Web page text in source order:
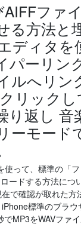
AIFFファ
る方法と
ディタを
パーリン
ルへリン
リック
り返し 音
ーモード
使って、標準の「
ードする方法につ
で確認が取れた方
標準のブラウ
MP3をWAVファ